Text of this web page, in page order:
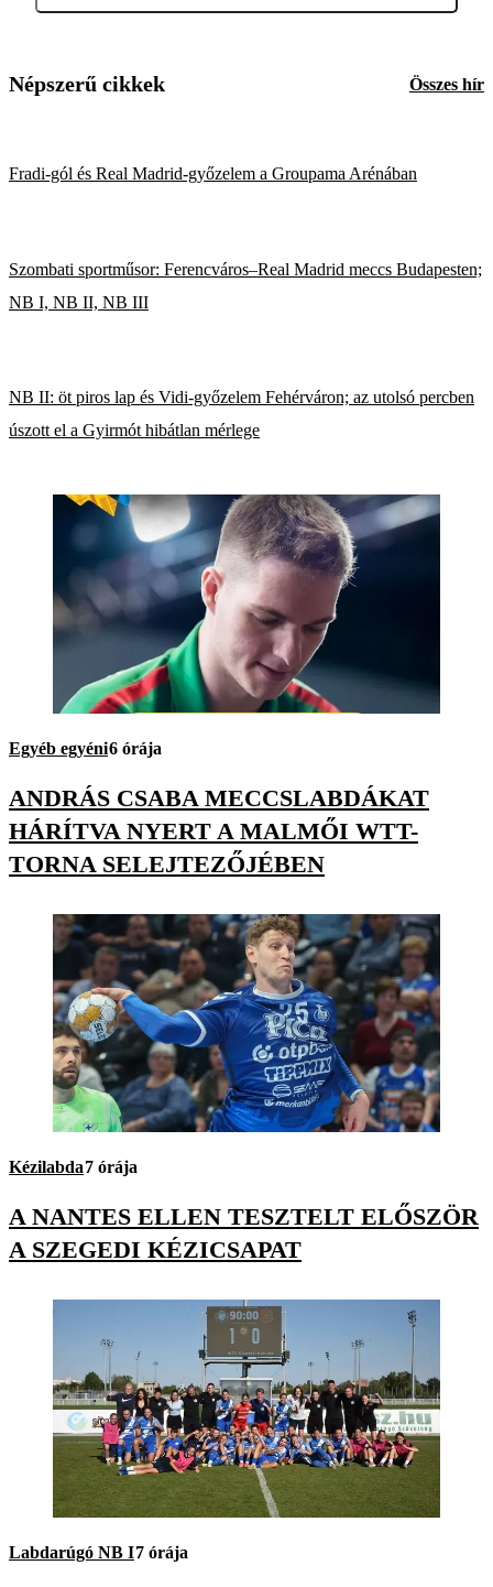
Népszerű cikkek Összes hír
Fradi-gól és Real Madrid-győzelem a Groupama Arénában
Szombati sportműsor: Ferencváros–Real Madrid meccs Budapesten;
NB I, NB II, NB III
NB II: öt piros lap és Vidi-győzelem Fehérváron; az utolsó percben
úszott el a Gyirmót hibátlan mérlege
Egyéb egyéni6 órája
ANDRÁS CSABA MECCSLABDÁKAT
HÁRÍTVA NYERT A MALMŐI WTT-
TORNA SELEJTEZŐJÉBEN
Kézilabda7 órája
A NANTES ELLEN TESZTELT ELŐSZÖR
A SZEGEDI KÉZICSAPAT
Labdarúgó NB I7 órája